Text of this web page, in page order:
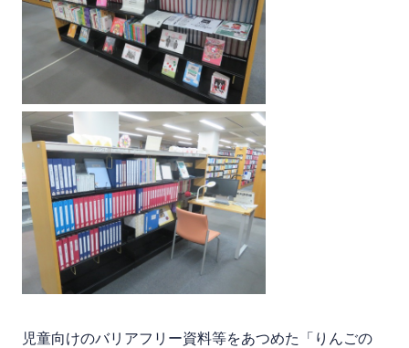
児童向けのバリアフリー資料等をあつめた「りんごの